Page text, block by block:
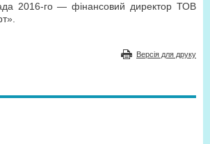
2016-го — фінансовий директор ТОВ
Версія для друку